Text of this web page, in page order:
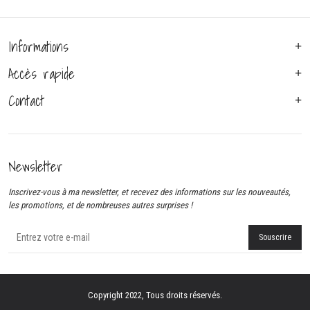
Informations
Accès rapide
Contact
Newsletter
Inscrivez-vous à ma newsletter, et recevez des informations sur les nouveautés,
les promotions, et de nombreuses autres surprises !
Copyright 2022, Tous droits réservés.